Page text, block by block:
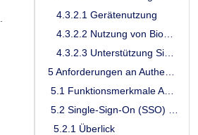
4.3.2.1 Gerätenutzung
5.2.1 Überlick